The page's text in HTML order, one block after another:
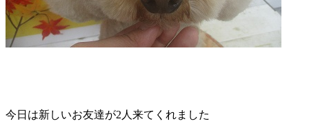
今日は新しいお友達が2人来てくれました